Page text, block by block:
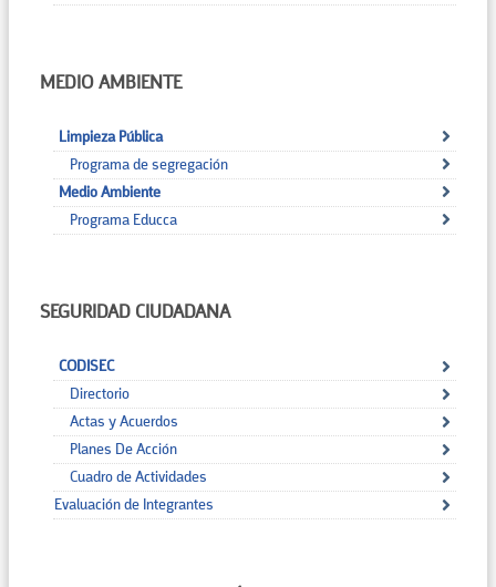
MEDIO AMBIENTE
Limpieza Pública
Programa de segregación
Medio Ambiente
Programa Educca
SEGURIDAD CIUDADANA
CODISEC
Directorio
Actas y Acuerdos
Planes De Acción
Cuadro de Actividades
Evaluación de Integrantes